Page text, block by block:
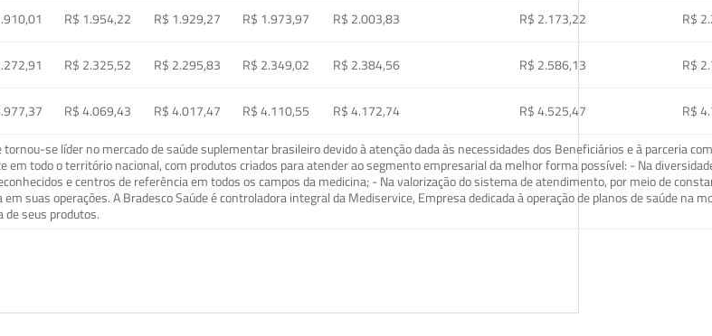
R$ 1.954,22 R$ 1.929,27 R$ 1.973,97 R$ 2.003,83 R$ 2.173,22
R$
R$ 2.325,52 R$ 2.295,83 R$ 2.349,02 R$ 2.384,56 R$ 2.586,13
R$
R$ 4.069,43 R$ 4.017,47 R$ 4.110,55 R$ 4.172,74 R$ 4.525,47
R$
se líder no mercado de saúde suplementar brasileiro devido à atenção dada às necessidades dos Beneficiários e à parceria
em todo o território nacional, com produtos criados para atender ao segmento empresarial da melhor forma possível: - Na
e centros de referência em todos os campos da medicina; - Na valorização do sistema de atendimento, por meio de
suas operações. A Bradesco Saúde é controladora integral da Mediservice, Empresa dedicada à operação de planos de saúde na
de seus produtos.